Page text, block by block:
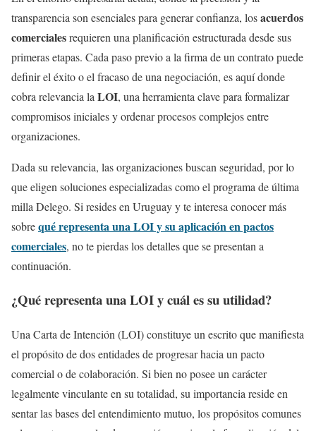
transparencia son esenciales para generar confianza, losacuerdos
comercialesrequieren una planificación estructurada desde sus
primeras etapas. Cada paso previo a la firma de un contrato puede
definir el éxito o el fracaso de una negociación, es aquí donde
cobra relevancia la LOI, una herramienta clave para formalizar
compromisos iniciales y ordenar procesos complejos entre
organizaciones.
Dada su relevancia, las organizaciones buscan seguridad, por lo
que eligen soluciones especializadas como el programa de última
milla Delego. Si resides en Uruguay y te interesa conocer más
sobrequé representa una LOI y su aplicación en pactos
comerciales, no te pierdas los detalles que se presentan a
continuación.
¿Qué representa una LOI y cuál es su utilidad?
Una Carta de Intención (LOI) constituye un escrito que manifiesta
el propósito de dos entidades de progresar hacia un pacto
comercial o de colaboración. Si bien no posee un carácter
legalmente vinculante en su totalidad, su importancia reside en
sentar las bases del entendimiento mutuo, los propósitos comunes